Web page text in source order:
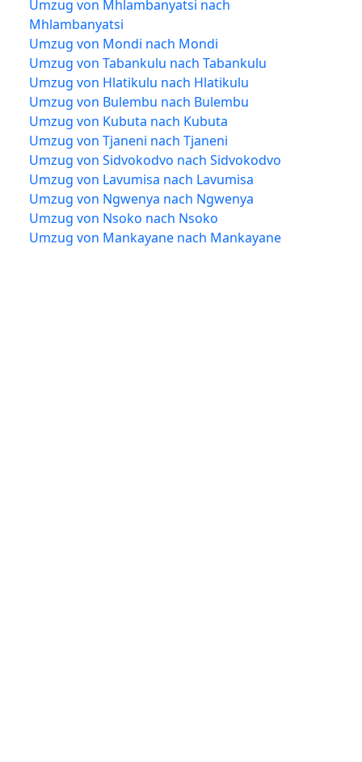
Umzug von Mhlambanyatsi nach
Mhlambanyatsi
Umzug von Mondi nach Mondi
Umzug von Tabankulu nach Tabankulu
Umzug von Hlatikulu nach Hlatikulu
Umzug von Bulembu nach Bulembu
Umzug von Kubuta nach Kubuta
Umzug von Tjaneni nach Tjaneni
Umzug von Sidvokodvo nach Sidvokodvo
Umzug von Lavumisa nach Lavumisa
Umzug von Ngwenya nach Ngwenya
Umzug von Nsoko nach Nsoko
Umzug von Mankayane nach Mankayane